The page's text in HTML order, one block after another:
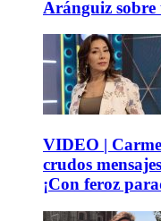
Aránguiz sobre
VIDEO |
crudos
¡Con feroz